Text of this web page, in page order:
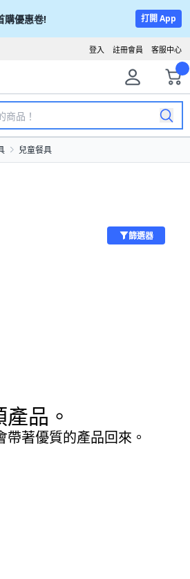
購優惠卷! 打開 App
客服中心
註冊會員
登入
兒童餐具
篩選器
品。
帶著優質的產品回來。